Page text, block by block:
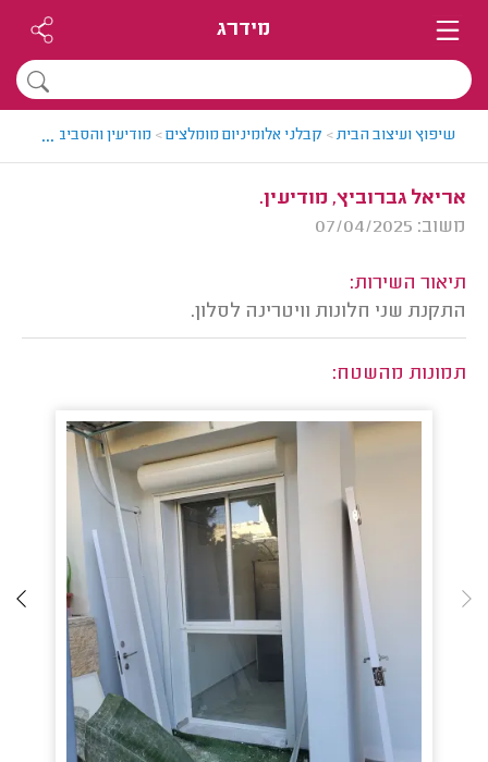
מידרג
שיפוץ ועיצוב הבית> קבלני אלומיניום מומלצים> מודיעין והסביבה >
...
אריאל גברוביץ, מודיעין.
משוב: 07/04/2025
תיאור השירות:
התקנת שני חלונות וויטרינה לסלון.
תמונות מהשטח: